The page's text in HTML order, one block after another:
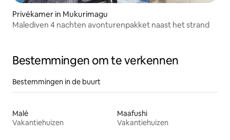
Privékamer in Mukurimagu
Malediven 4 nachten avonturenpakket naast het strand
Bestemmingen om te verkennen
Bestemmingen in de buurt
Malé
Vakantiehuizen
Maafushi
Vakantiehuizen